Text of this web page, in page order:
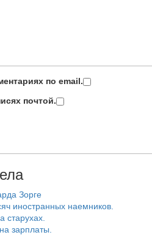
по email.
почтой.
Зорге
иностранных наемников.
старухах.
зарплаты.